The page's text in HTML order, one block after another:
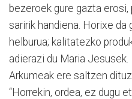
bezeroek gure gazta
saririk handiena. Horixe da
helburua; kalitatezko
adierazi du Maria Jesusek.
Arkumeak ere saltzen
“Horrekin, ordea, ez dugu